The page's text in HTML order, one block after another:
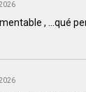
, ...qué